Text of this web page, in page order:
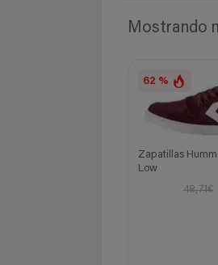
Mostrando
62 %
Zapatillas
Low
48,71€